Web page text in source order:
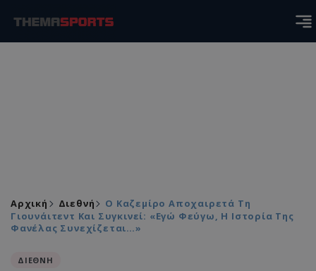
Αρχική Διεθνή
Ο Καζεμίρο Αποχαιρετά Τη
Γιουνάιτεντ Και Συγκινεί: «Εγώ Φεύγω, Η Ιστορία Της
Φανέλας Συνεχίζεται…»
ΔΙΕΘΝΗ